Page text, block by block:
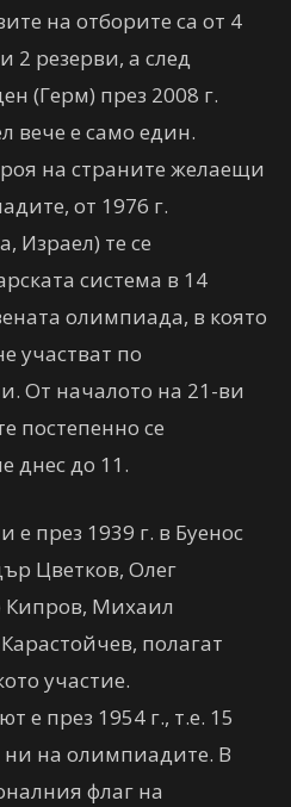
на отборите са от 4
2 резерви, а след
(Герм) през 2008 г.
вече е само един.
на страните желаещи
от 1976 г.
Израел) те се
система в 14
олимпиада, в която
участват по
От началото на 21-ви
постепенно се
днес до 11.
през 1939 г. в Буенос
Цветков, Олег
Кипров, Михаил
полагат
участие.
е през 1954 г., т.е. 15
ни на олимпиадите. В
флаг на